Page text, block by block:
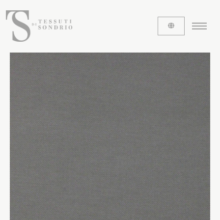
CHI SIAMO
Le etichette
La nostra storia
Lavora con noi
Share our fabrics